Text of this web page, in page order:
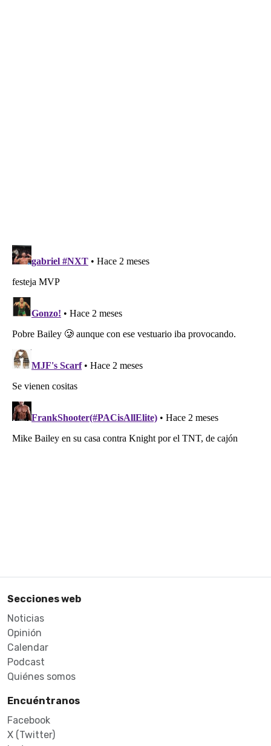
Secciones web
Noticias
Opinión
Calendar
Podcast
Quiénes somos
Encuéntranos
Facebook
X (Twitter)